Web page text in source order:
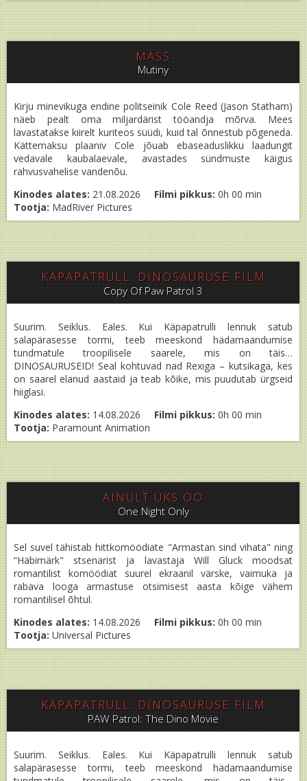
MÄSS
Mutiny
Kirju minevikuga endine politseinik Cole Reed (Jason Statham)
näeb pealt oma miljardärist tööandja mõrva. Mees
lavastatakse kiirelt kuriteos süüdi, kuid tal õnnestub põgeneda.
Kättemaksu plaaniv Cole jõuab ebaseaduslikku laadungit
vedavale kaubalaevale, avastades sündmuste käigus
rahvusvahelise vandenõu.
Kinodes alates: 21.08.2026 Filmi pikkus: 0h 00 min
Tootja: MadRiver Pictures
KÄPAPATRULL: DINOSAURUSE FILM
Copy Of Paw Patrol 3
Suurim. Seiklus. Eales. Kui Käpapatrulli lennuk satub
salapärasesse tormi, teeb meeskond hädamaandumise
tundmatule troopilisele saarele, mis on täis…
DINOSAURUSEID! Seal kohtuvad nad Rexiga – kutsikaga, kes
on saarel elanud aastaid ja teab kõike, mis puudutab ürgseid
hiiglasi.
Kinodes alates: 14.08.2026 Filmi pikkus: 0h 00 min
Tootja: Paramount Animation
AINULT ÜKS ÖÖ
One Night Only
Sel suvel tähistab hittkomöödiate "Armastan sind vihata" ning
“Häbimärk" stsenarist ja lavastaja Will Gluck moodsat
romantilist komöödiat suurel ekraanil värske, vaimuka ja
rabava looga armastuse otsimisest aasta kõige vähem
romantilisel õhtul.
Kinodes alates: 14.08.2026 Filmi pikkus: 0h 00 min
Tootja: Universal Pictures
KÄPAPATRULL: DINOSAURUSE FILM
PAW Patrol: The Dino Movie
Suurim. Seiklus. Eales. Kui Käpapatrulli lennuk satub
salapärasesse tormi, teeb meeskond hädamaandumise